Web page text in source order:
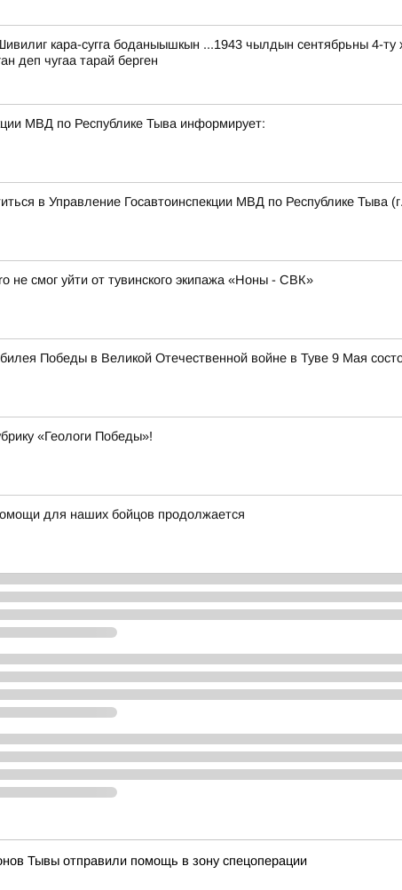
кара-сугга боданыышкын ...1943 чылдын сентябрьны 4-
деп чугаа тарай берген
МВД по Республике Тыва информирует:
в Управление Госавтоинспекции МВД по Республике Тыва
не смог уйти от тувинского экипажа «Ноны - СВК»
Победы в Великой Отечественной войне в Туве 9 Мая
«Геологи Победы»!
для наших бойцов продолжается
Тывы отправили помощь в зону спецоперации